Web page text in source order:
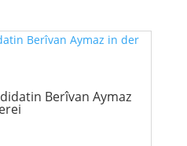
Berîvan Aymaz